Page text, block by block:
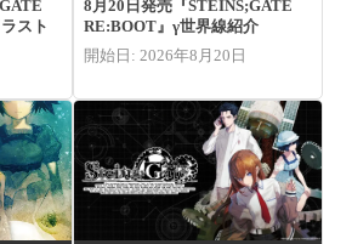
スト
8月20日発売『STEINS;GATE
RE:BOOT』γ世界線紹介
開始日: 2026年8月20日